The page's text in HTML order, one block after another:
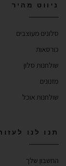
ניווט מהיר
סלונים מעוצבים
כורסאות
שולחנות סלון
מזנונים
שולחנות אוכל
תנו לנו
החשבון שלך